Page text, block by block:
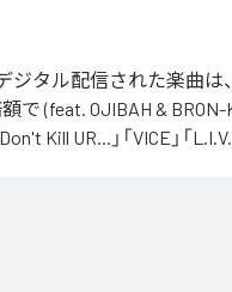
ジタル配信された楽曲は
で (feat. OJIBAH & BRON-
Kill UR...」「VICE」「